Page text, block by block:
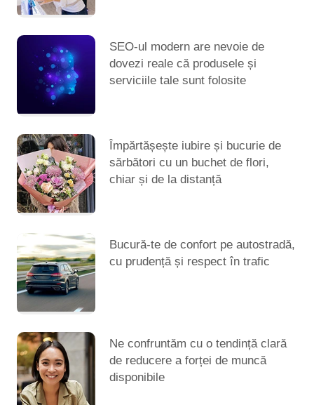
SEO-ul modern are nevoie de
dovezi reale că produsele și
serviciile tale sunt folosite
Împărtășește iubire și bucurie de
sărbători cu un buchet de flori,
chiar și de la distanță
Bucură-te de confort pe autostradă,
cu prudență și respect în trafic
Ne confruntăm cu o tendință clară
de reducere a forței de muncă
disponibile